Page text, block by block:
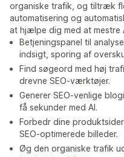
organiske trafik, og tiltræk
automatisering og
at hjælpe dig med at
Betjeningspanel til
indsigt, sporing af
Find søgeord med høj
drevne SEO-værktøjer.
Generer SEO-venlige
få sekunder med AI.
Forbedr dine
SEO-optimerede billeder.
Øg den organiske trafik